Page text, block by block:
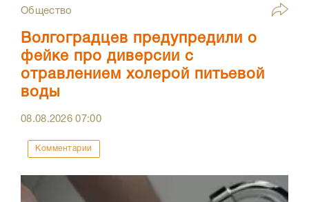
Общество
Волгоградцев предупредили о
фейке про диверсии с
отравлением холерой питьевой
воды
08.08.202607:00
Комментарии